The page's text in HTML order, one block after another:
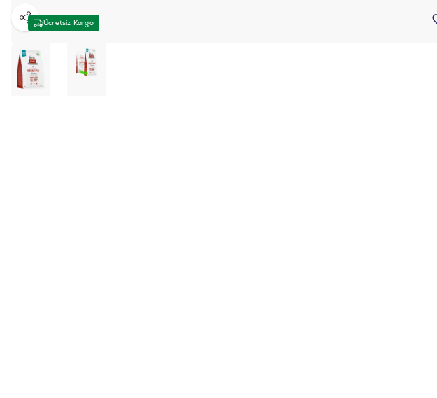
Ücretsiz Kargo
Paylaş